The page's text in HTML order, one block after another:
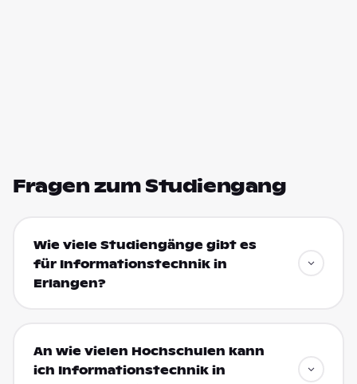
Fragen zum Studiengang
Wie viele Studiengänge gibt es
für Informationstechnik in
Erlangen?
An wie vielen Hochschulen kann
ich Informationstechnik in